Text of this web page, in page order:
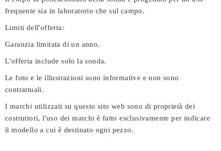
frequente sia in laboratorio che sul campo.
Limiti dell'offerta:
Garanzia limitata di un anno.
L'offerta include solo la sonda.
Le foto e le illustrazioni sono informative e non sono
contrattuali.
I marchi utilizzati su questo sito web sono di proprietà dei
costruttori, l'uso dei marchi è fatto esclusivamente per indicare
il modello a cui è destinato ogni pezzo.